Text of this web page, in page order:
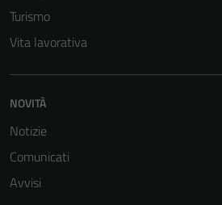
Turismo
Vita lavorativa
NOVITÀ
Notizie
Comunicati
Avvisi